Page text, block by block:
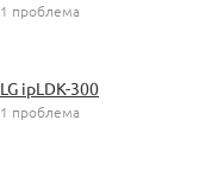
1 проблема
LG ipLDK-300
1 проблема